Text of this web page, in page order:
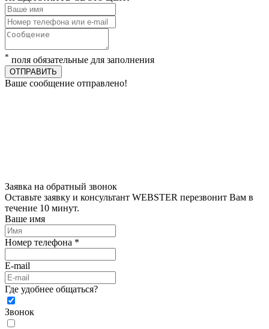
* поля обязательные для заполнения
ОТПРАВИТЬ
Ваше сообщение отправлено!
Заявка на обратный звонок
Оставьте заявку и консультант WEBSTER перезвонит Вам в
течение 10 минут.
Ваше имя
Номер телефона *
E-mail
Где удобнее общаться?
Звонок